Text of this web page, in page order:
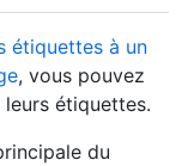
étiquettes à un
, vous pouvez
étiquettes.
du